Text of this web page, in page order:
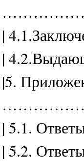
|
|
|5.
| 5.1.
| 5.2.